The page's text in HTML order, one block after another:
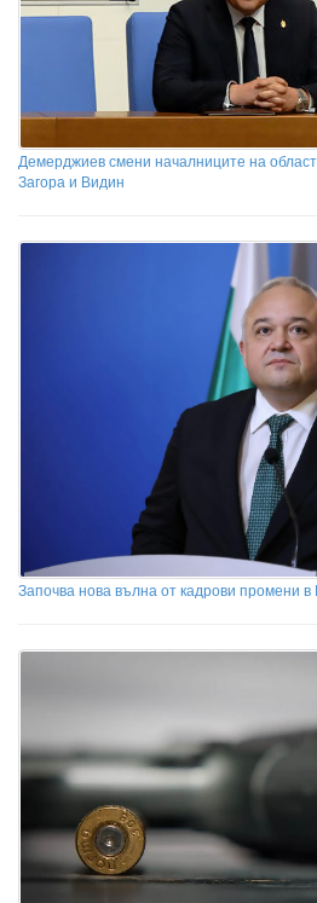
Демерджиев смени началниците на
Загора и Видин
Започва нова вълна от кадрови промени